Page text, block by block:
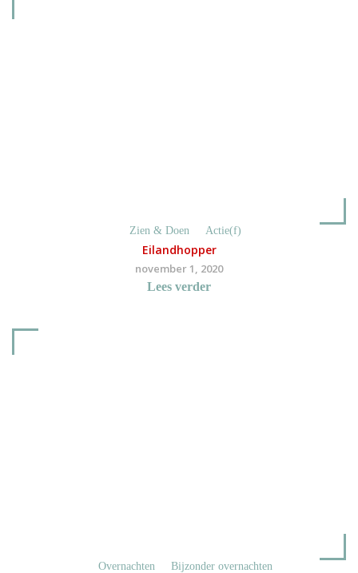
Zien & Doen Actie(f)
Eilandhopper
november 1, 2020
Lees verder
Overnachten Bijzonder overnachten